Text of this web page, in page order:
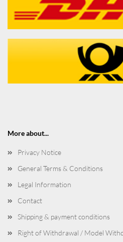
More about...
Privacy Notice
General Terms & Conditions
Legal Information
Contact
Shipping & payment conditions
Right of Withdrawal / Model